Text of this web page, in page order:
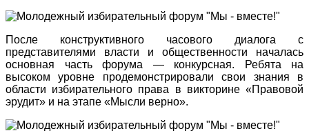
После конструктивного часового диалога с
представителями власти и общественности началась
основная часть форума — конкурсная. Ребята на
высоком уровне продемонстрировали свои знания в
области избирательного права в викторине «Правовой
эрудит» и на этапе «Мысли верно».